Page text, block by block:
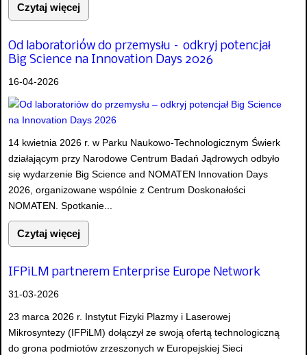
Czytaj więcej
Od laboratoriów do przemysłu – odkryj potencjał
Big Science na Innovation Days 2026
16-04-2026
14 kwietnia 2026 r. w Parku Naukowo-Technologicznym Świerk
działającym przy Narodowe Centrum Badań Jądrowych odbyło
się wydarzenie Big Science and NOMATEN Innovation Days
2026, organizowane wspólnie z Centrum Doskonałości
NOMATEN. Spotkanie...
Czytaj więcej
IFPiLM partnerem Enterprise Europe Network
31-03-2026
23 marca 2026 r. Instytut Fizyki Plazmy i Laserowej
Mikrosyntezy (IFPiLM) dołączył ze swoją ofertą technologiczną
do grona podmiotów zrzeszonych w Europejskiej Sieci